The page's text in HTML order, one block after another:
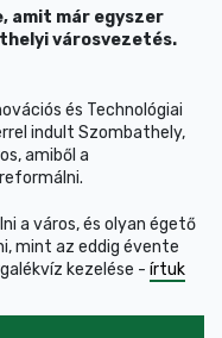
amit már egyszer
városvezetés.
és Technológiai
indult Szombathely,
amiből a
a város, és olyan égető
mint az eddig évente
kezelése - írtuk